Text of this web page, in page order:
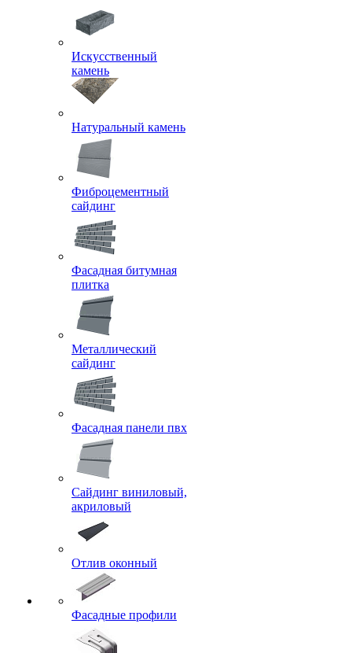
Искусственный
камень
Натуральный камень
Фиброцементный
сайдинг
Фасадная битумная
плитка
Металлический
сайдинг
Фасадная панели пвх
Сайдинг виниловый,
акриловый
Отлив оконный
Фасадные профили